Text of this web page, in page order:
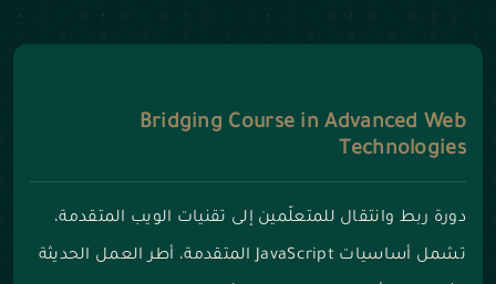
Bridging Course in Advanced Web
Technologies
دورة ربط وانتقال للمتعلّمين إلى تقنيات الويب المتقدمة،
تشمل أساسيات JavaScript المتقدمة، أطر العمل الحديثة